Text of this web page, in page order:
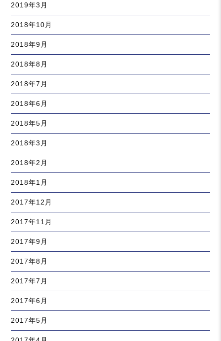
2019年3月
2018年10月
2018年9月
2018年8月
2018年7月
2018年6月
2018年5月
2018年3月
2018年2月
2018年1月
2017年12月
2017年11月
2017年9月
2017年8月
2017年7月
2017年6月
2017年5月